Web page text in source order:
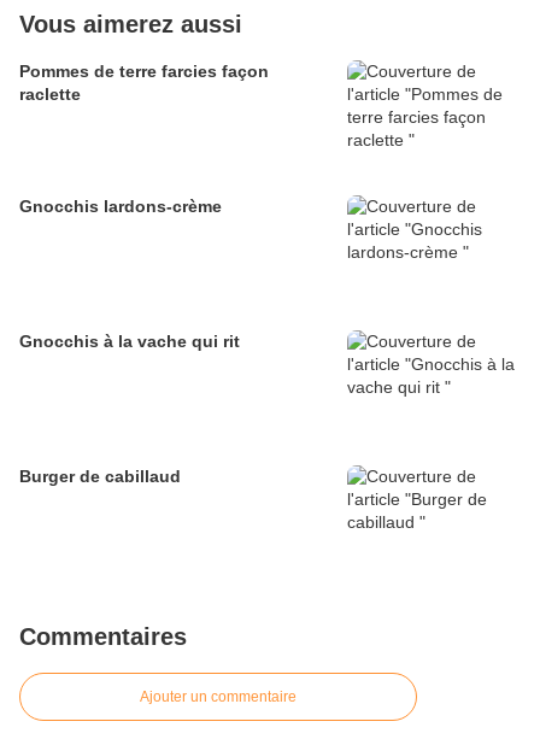
Vous aimerez aussi
Pommes de terre farcies façon
raclette
Gnocchis lardons-crème
Gnocchis à la vache qui rit
Burger de cabillaud
Commentaires
Ajouter un commentaire